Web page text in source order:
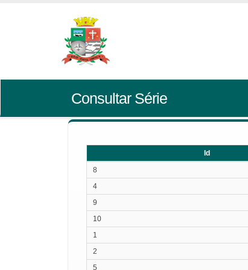
Consultar Série
Id
8
4
9
10
1
2
5